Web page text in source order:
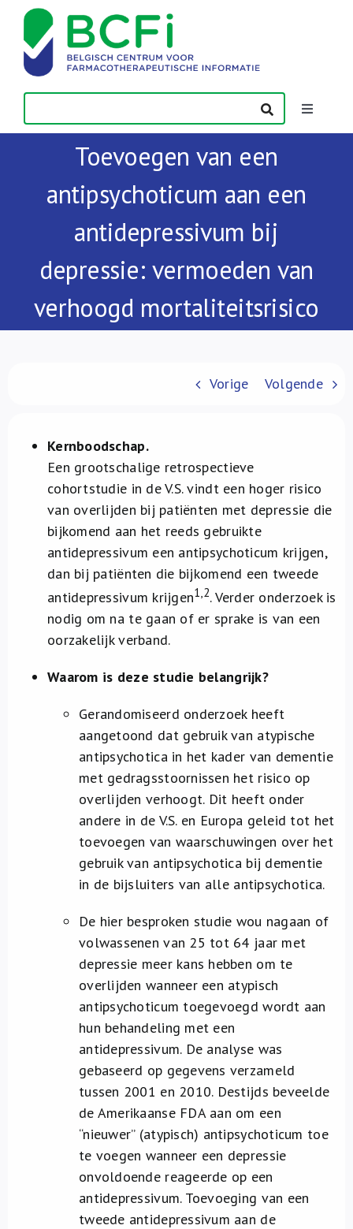
content
Toggle
Publicaties
Contact
Toevoegen van een
antipsychoticum aan een
antidepressivum bij
depressie: vermoeden van
verhoogd mortaliteitsrisico
Vorige Volgende
Kernboodschap.
Een grootschalige retrospectieve
cohortstudie in de V.S. vindt een hoger risico
van overlijden bij patiënten met depressie die
bijkomend aan het reeds gebruikte
antidepressivum een antipsychoticum krijgen,
dan bij patiënten die bijkomend een tweede
antidepressivum krijgen1,2. Verder onderzoek is
nodig om na te gaan of er sprake is van een
oorzakelijk verband.
Waarom is deze studie belangrijk?
Gerandomiseerd onderzoek heeft
aangetoond dat gebruik van atypische
antipsychotica in het kader van dementie
met gedragsstoornissen het risico op
overlijden verhoogt. Dit heeft onder
andere in de V.S. en Europa geleid tot het
toevoegen van waarschuwingen over het
gebruik van antipsychotica bij dementie
in de bijsluiters van alle antipsychotica.
De hier besproken studie wou nagaan of
volwassenen van 25 tot 64 jaar met
depressie meer kans hebben om te
overlijden wanneer een atypisch
antipsychoticum toegevoegd wordt aan
hun behandeling met een
antidepressivum. De analyse was
gebaseerd op gegevens verzameld
tussen 2001 en 2010. Destijds beveelde
de Amerikaanse FDA aan om een
“nieuwer” (atypisch) antipsychoticum toe
te voegen wanneer een depressie
onvoldoende reageerde op een
antidepressivum. Toevoeging van een
tweede antidepressivum aan de